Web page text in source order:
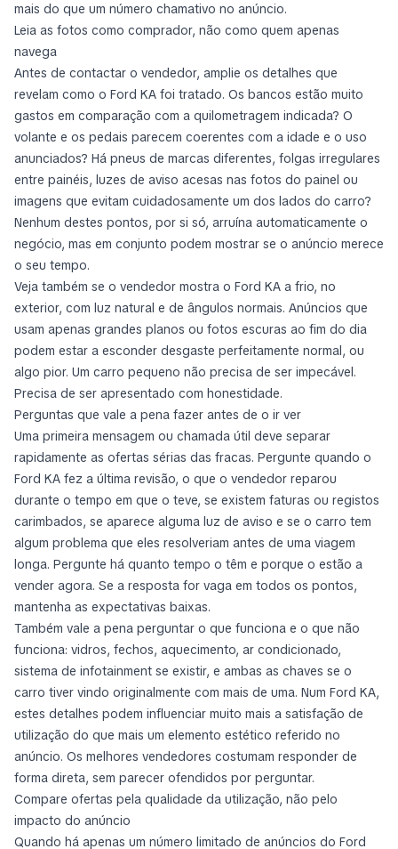
mais do que um número chamativo no anúncio.
Leia as fotos como comprador, não como quem apenas
navega
Antes de contactar o vendedor, amplie os detalhes que
revelam como o Ford KA foi tratado. Os bancos estão muito
gastos em comparação com a quilometragem indicada? O
volante e os pedais parecem coerentes com a idade e o uso
anunciados? Há pneus de marcas diferentes, folgas irregulares
entre painéis, luzes de aviso acesas nas fotos do painel ou
imagens que evitam cuidadosamente um dos lados do carro?
Nenhum destes pontos, por si só, arruína automaticamente o
negócio, mas em conjunto podem mostrar se o anúncio merece
o seu tempo.
Veja também se o vendedor mostra o Ford KA a frio, no
exterior, com luz natural e de ângulos normais. Anúncios que
usam apenas grandes planos ou fotos escuras ao fim do dia
podem estar a esconder desgaste perfeitamente normal, ou
algo pior. Um carro pequeno não precisa de ser impecável.
Precisa de ser apresentado com honestidade.
Perguntas que vale a pena fazer antes de o ir ver
Uma primeira mensagem ou chamada útil deve separar
rapidamente as ofertas sérias das fracas. Pergunte quando o
Ford KA fez a última revisão, o que o vendedor reparou
durante o tempo em que o teve, se existem faturas ou registos
carimbados, se aparece alguma luz de aviso e se o carro tem
algum problema que eles resolveriam antes de uma viagem
longa. Pergunte há quanto tempo o têm e porque o estão a
vender agora. Se a resposta for vaga em todos os pontos,
mantenha as expectativas baixas.
Também vale a pena perguntar o que funciona e o que não
funciona: vidros, fechos, aquecimento, ar condicionado,
sistema de infotainment se existir, e ambas as chaves se o
carro tiver vindo originalmente com mais de uma. Num Ford KA,
estes detalhes podem influenciar muito mais a satisfação de
utilização do que mais um elemento estético referido no
anúncio. Os melhores vendedores costumam responder de
forma direta, sem parecer ofendidos por perguntar.
Compare ofertas pela qualidade da utilização, não pelo
impacto do anúncio
Quando há apenas um número limitado de anúncios do Ford